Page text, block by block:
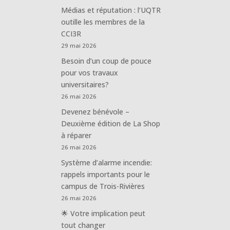
Médias et réputation : l’UQTR
outille les membres de la
CCI3R
29 mai 2026
Besoin d’un coup de pouce
pour vos travaux
universitaires?
26 mai 2026
Devenez bénévole –
Deuxième édition de La Shop
à réparer
26 mai 2026
Système d’alarme incendie:
rappels importants pour le
campus de Trois-Rivières
26 mai 2026
🌟 Votre implication peut
tout changer